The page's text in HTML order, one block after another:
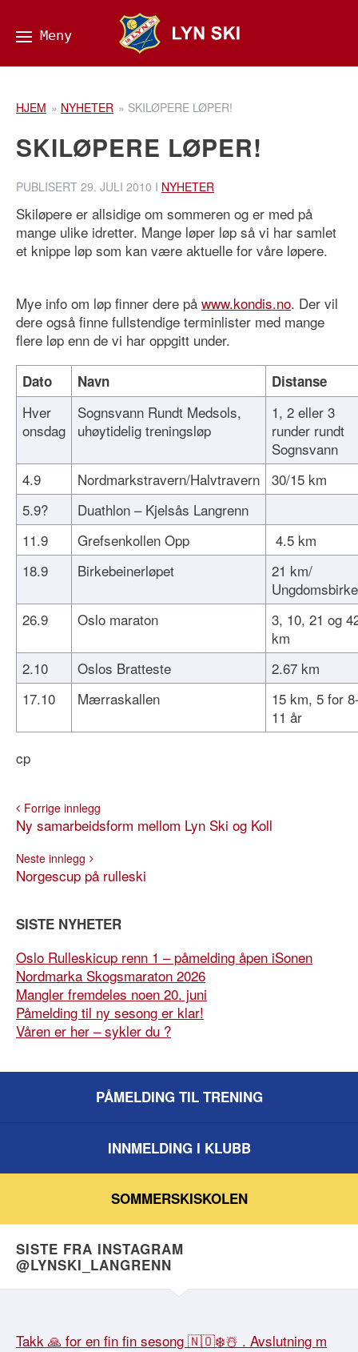
HJEM » NYHETER » SKILØPERE LØPER!
SKILØPERE LØPER!
PUBLISERT 29. JULI 2010 I NYHETER
Skiløpere er allsidige om sommeren og er med på
mange ulike idretter. Mange løper løp så vi har samlet
et knippe løp som kan være aktuelle for våre løpere.
Mye info om løp finner dere på www.kondis.no. Der vil
dere også finne fullstendige terminlister med mange
flere løp enn de vi har oppgitt under.
Dato Navn Distanse
Hver
onsdag
Sognsvann Rundt Medsols,
uhøytidelig treningsløp
1, 2 eller 3
runder rundt
Sognsvann
4.9
Nordmarkstravern/Halvtravern 30/15 km
5.9?
Duathlon – Kjelsås Langrenn
11.9
Grefsenkollen Opp
4.5 km
18.9
Birkebeinerløpet
21 km/
26.9
Oslo maraton
3, 10, 21 og
km
2.10
Oslos Bratteste
2.67 km
17.10
Mærraskallen
15 km, 5 for
11 år
cp
Forrige innlegg
Ny samarbeidsform mellom Lyn Ski og Koll
Neste innlegg
Norgescup på rulleski
SISTE NYHETER
Oslo Rulleskicup renn 1 – påmelding åpen iSonen
Nordmarka Skogsmaraton 2026
Mangler fremdeles noen 20. juni
Påmelding til ny sesong er klar!
Våren er her – sykler du ?
PÅMELDING TIL TRENING
INNMELDING I KLUBB
SOMMERSKISKOLEN
SISTE FRA INSTAGRAM
@LYNSKI_LANGRENN
Takk 🙏 for en fin fin sesong 🇳🇴❄️☃️ . Avslutning m